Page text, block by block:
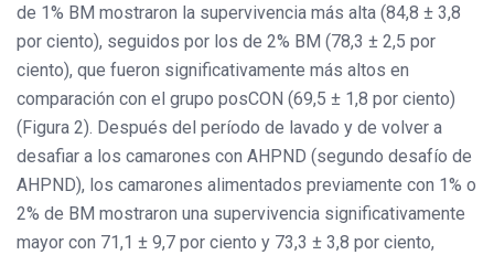
de 1% BM mostraron la supervivencia más alta (84,8 ± 3,8
por ciento), seguidos por los de 2% BM (78,3 ± 2,5 por
ciento), que fueron significativamente más altos en
comparación con el grupo posCON (69,5 ± 1,8 por ciento)
(Figura 2). Después del período de lavado y de volver a
desafiar a los camarones con AHPND (segundo desafío de
AHPND), los camarones alimentados previamente con 1% o
2% de BM mostraron una supervivencia significativamente
mayor con 71,1 ± 9,7 por ciento y 73,3 ± 3,8 por ciento,